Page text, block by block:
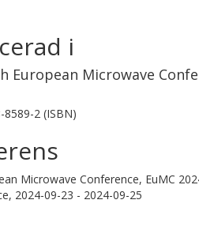
i
European Microwave
8589-2 (ISBN)
Microwave Conference, EuMC
2024-09-23 - 2024-09-25